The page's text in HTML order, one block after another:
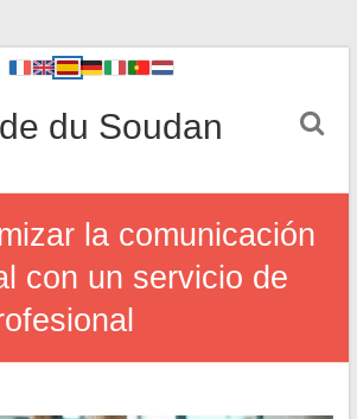
du Soudan
la comunicación
con un servicio de